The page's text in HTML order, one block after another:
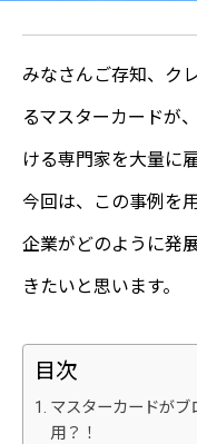
みなさんご存知、ク
るマスターカードが
ける専門家を大量に
今回は、この事例を
企業がどのように発
きたいと思います。
目次
マスターカードが
用？！